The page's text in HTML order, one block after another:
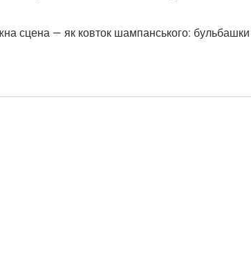
сцена — як ковток шампанського: